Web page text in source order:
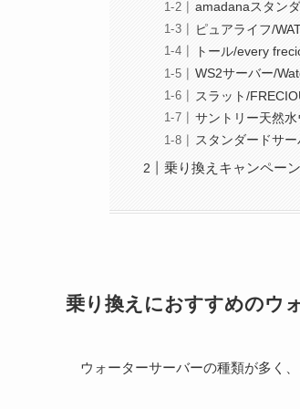
amadanaスタン
ピュアライフ/
トール/every
WS2サーバー/
スラット/
サントリー天然
スタンダードサ
乗り換えキャンペー
乗り換えにおすすめのウ
ウォーターサーバーの種類が多く